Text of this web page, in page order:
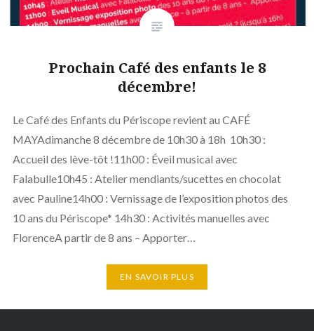
Prochain Café des enfants le 8
décembre!
Le Café des Enfants du Périscope revient au CAFÉ
MAYAdimanche 8 décembre de 10h30 à 18h 10h30 :
Accueil des lève-tôt !11h00 : Éveil musical avec
Falabulle10h45 : Atelier mendiants/sucettes en chocolat
avec Pauline14h00 : Vernissage de l’exposition photos des
10 ans du Périscope* 14h30 : Activités manuelles avec
FlorenceA partir de 8 ans – Apporter…
EN SAVOIR PLUS